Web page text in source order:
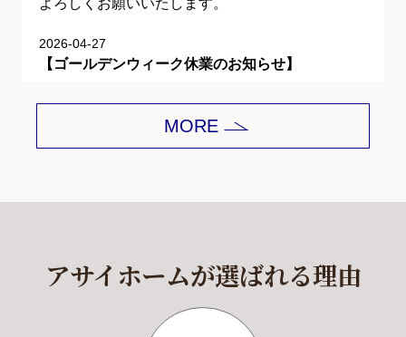
2026-04-27
【ゴールデンウィーク休業のお知らせ】
平素は格別のご愛顧を賜り、誠にありがとうご
下記期間をゴールデンウィーク休業とさせて頂
休業期間中に頂きましたお問い合わせにつきま
2026年5月7日(木)以降、順次対応させて頂きま
MORE
アサイホームが選ばれる理由